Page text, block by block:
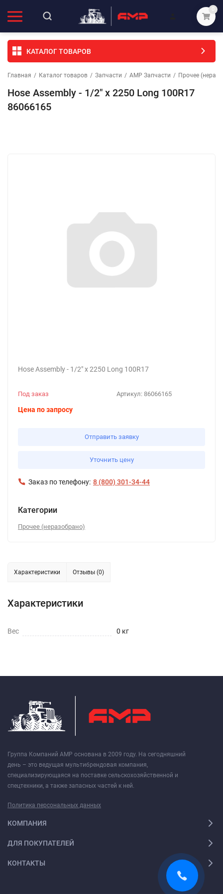
0
КАТАЛОГ ТОВАРОВ
Главная / Каталог товаров / Запчасти / АМР Запчасти / Прочее
Hose Assembly - 1/2" x 2250 Long 100R17
86066165
Hose Assembly - 1/2" x 2250 Long 100R17
Артикул: 86066165
Под заказ
Цена по запросу
Отправить заявку
Уточнить цену
Заказ по телефону: 8 (800) 301-34-44
Категории
Прочее (неразобрано)
Характеристики Отзывы (0)
Характеристики
Вес 0 кг
Группа Компаний АМР основана в 2009 году. На сегодняшний
день – это ведущая мультибрендовая компания,
специализирующаяся на поставке сельскохозяйственной и
спецтехники, а также запасных частей к ней.
Политика персональных данных
КОМПАНИЯ
ДЛЯ ПОКУПАТЕЛЕЙ
КОНТАКТЫ